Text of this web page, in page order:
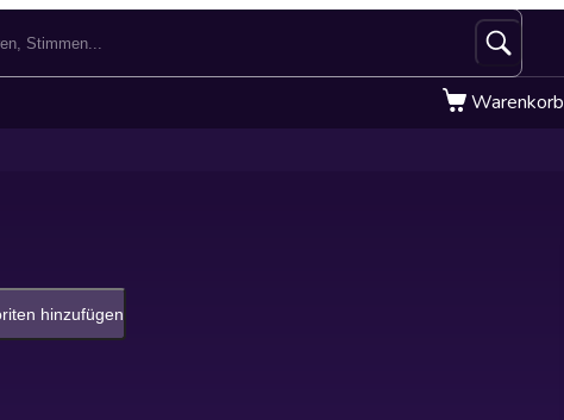
Warenkorb
hinzufügen